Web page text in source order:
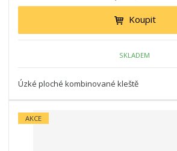
Koupit
SKLADEM
Úzké ploché kombinované kleště
AKCE